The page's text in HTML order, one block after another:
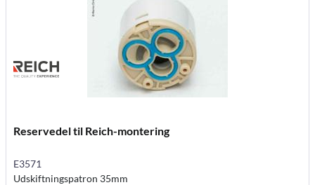
Reservedel til Reich-montering
E3571
Udskiftningspatron 35mm